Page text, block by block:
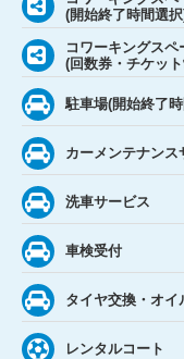
(開始終了時間選
コワーキングスペ
(回数券・チケッ
駐車場(開始終了
カーメンテナンス
洗車サービス
車検受付
タイヤ交換・オイ
レンタルコート